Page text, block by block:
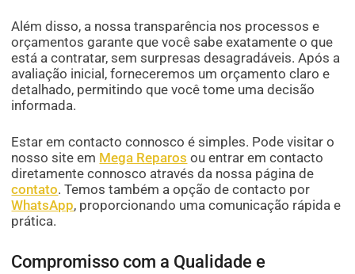
Além disso, a nossa transparência nos processos e
orçamentos garante que você sabe exatamente o que
está a contratar, sem surpresas desagradáveis. Após a
avaliação inicial, forneceremos um orçamento claro e
detalhado, permitindo que você tome uma decisão
informada.
Estar em contacto connosco é simples. Pode visitar o
nosso site em Mega Reparos ou entrar em contacto
diretamente connosco através da nossa página de
contato. Temos também a opção de contacto por
WhatsApp, proporcionando uma comunicação rápida e
prática.
Compromisso com a Qualidade e